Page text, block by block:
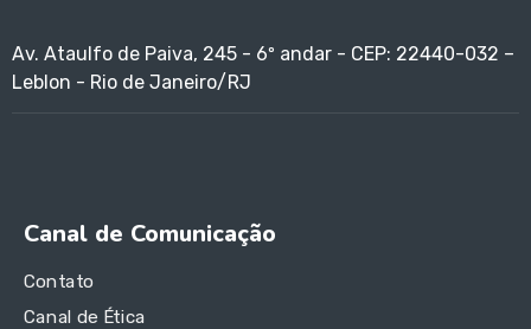
Av. Ataulfo de Paiva, 245 - 6º andar - CEP: 22440-032 –
Leblon - Rio de Janeiro/RJ
Canal de Comunicação
Contato
Canal de Ética